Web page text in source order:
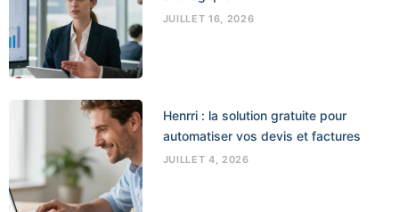
JUILLET 16, 2026
Henrri : la solution gratuite pour
automatiser vos devis et factures
JUILLET 4, 2026